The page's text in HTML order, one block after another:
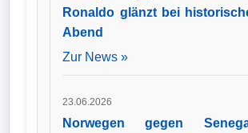
Ronaldo glänzt bei
Abend
Zur News »
23.06.2026
Norwegen gegen